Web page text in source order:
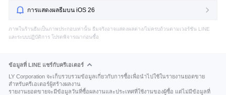
การแสดงผลธีมบน iOS 26
ภาพในร้านธีมเป็นภาพประกอบเท่านั้น ธีมจริงอาจแสดงผลต่าง/ไม่ครบถ้วนตามเวอร์ชัน LINE
และระบบปฏิบัติการ โปรดพิจารณาก่อนซื้อ
ข้อมูลที่ LINE แชร์กับครีเอเตอร์
LY Corporation จะเก็บรวบรวมข้อมูลเกี่ยวกับการซื้อเพื่อนำไปใช้ในรายงานยอดขาย
สำหรับครีเอเตอร์ผู้สร้างผลงาน
รายงานยอดขายจะมีข้อมูลวันที่ซื้อผลงานและประเทศที่ใช้งานของผู้ซื้อ แต่ไม่มีข้อมูลที่